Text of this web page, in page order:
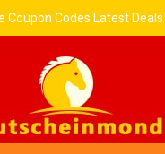
Coupon Codes Latest